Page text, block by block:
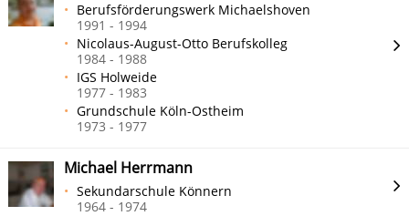
Berufsförderungswerk Michaelshoven
1991 - 1994
Nicolaus-August-Otto Berufskolleg
1984 - 1988
IGS Holweide
1977 - 1983
Grundschule Köln-Ostheim
1973 - 1977
Michael Herrmann
Sekundarschule Könnern
1964 - 1974